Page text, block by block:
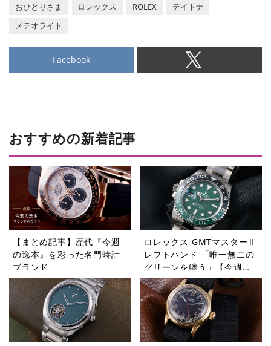
おひとりさま
ロレックス ROLEX
デイトナ
メテオライト
Facebook
おすすめの新着記事
【まとめ記事】歴代『今週
の逸本』を彩った名門時計
ブランド
ロレックス GMTマスターⅡ
レフトハンド 「唯一無二の
グリーンを纏う」【今週の
逸本 Vol.365】